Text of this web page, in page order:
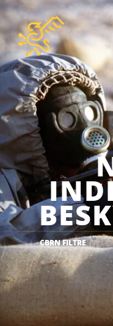
CBRN FILTRE(9)